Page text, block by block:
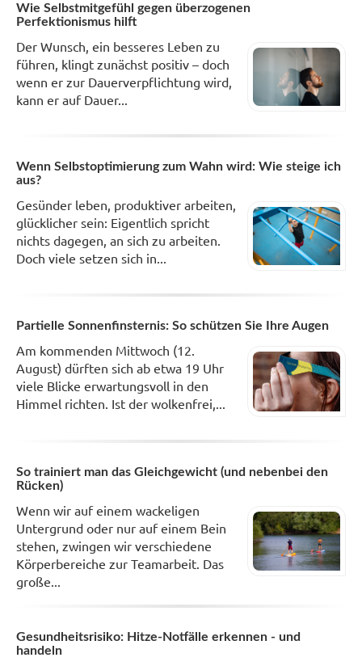
Wie Selbstmitgefühl gegen überzogenen
Perfektionismus hilft
Der Wunsch, ein besseres Leben zu
führen, klingt zunächst positiv – doch
wenn er zur Dauerverpflichtung wird,
kann er auf Dauer...
Wenn Selbstoptimierung zum Wahn wird: Wie steige ich
aus?
Gesünder leben, produktiver arbeiten,
glücklicher sein: Eigentlich spricht
nichts dagegen, an sich zu arbeiten.
Doch viele setzen sich in...
Partielle Sonnenfinsternis: So schützen Sie Ihre Augen
Am kommenden Mittwoch (12.
August) dürften sich ab etwa 19 Uhr
viele Blicke erwartungsvoll in den
Himmel richten. Ist der wolkenfrei,...
So trainiert man das Gleichgewicht (und nebenbei den
Rücken)
Wenn wir auf einem wackeligen
Untergrund oder nur auf einem Bein
stehen, zwingen wir verschiedene
Körperbereiche zur Teamarbeit. Das
große...
Gesundheitsrisiko: Hitze-Notfälle erkennen - und
handeln